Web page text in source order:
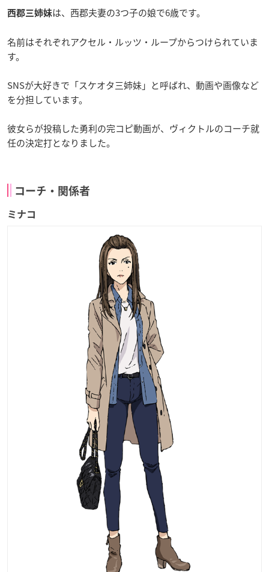
西郡三姉妹は、西郡夫妻の3つ子の娘で6歳です。
名前はそれぞれアクセル・ルッツ・ループからつけられていま
す。
SNSが大好きで「スケオタ三姉妹」と呼ばれ、動画や画像など
を分担しています。
彼女らが投稿した勇利の完コピ動画が、ヴィクトルのコーチ就
任の決定打となりました。
コーチ・関係者
ミナコ